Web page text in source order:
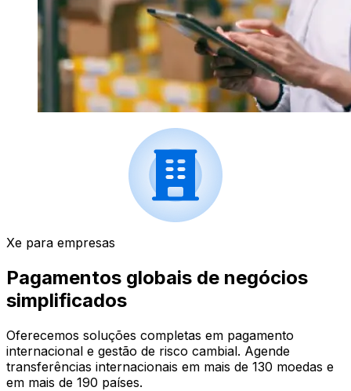
Xe para empresas
Pagamentos globais de negócios
simplificados
Oferecemos soluções completas em pagamento
internacional e gestão de risco cambial. Agende
transferências internacionais em mais de 130 moedas e
em mais de 190 países.